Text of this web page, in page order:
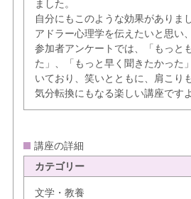
ました。
自分にもこのような効果がありま
アドラー心理学を伝えたいと思い
参加者アンケートでは、「もっと
た」、「もっと早く聞きたかった
いており、笑いとともに、肩こり
気分転換にもなる楽しい講座ですよ
講座の詳細
カテゴリー
文学・教養